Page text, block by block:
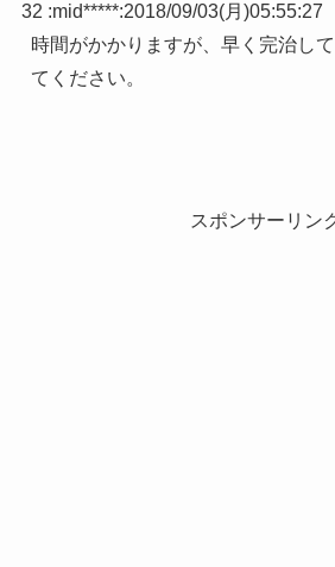
32 :mid*****:2018/09/03(月)05:55:27
時間がかかりますが、早く完治し
てください。
スポンサーリン